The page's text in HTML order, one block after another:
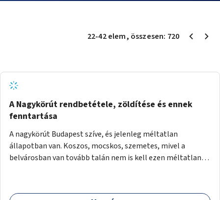
22-42elem, összesen: 720
A Nagykörút rendbetétele, zöldítése és ennek
fenntartása
A nagykörút Budapest szíve, és jelenleg méltatlan
állapotban van. Koszos, mocskos, szemetes, mivel a
belvárosban van tovább talán nem is kell ezen méltatlan,
tisztán tartásával, és nagy szükség lenne megfelelő